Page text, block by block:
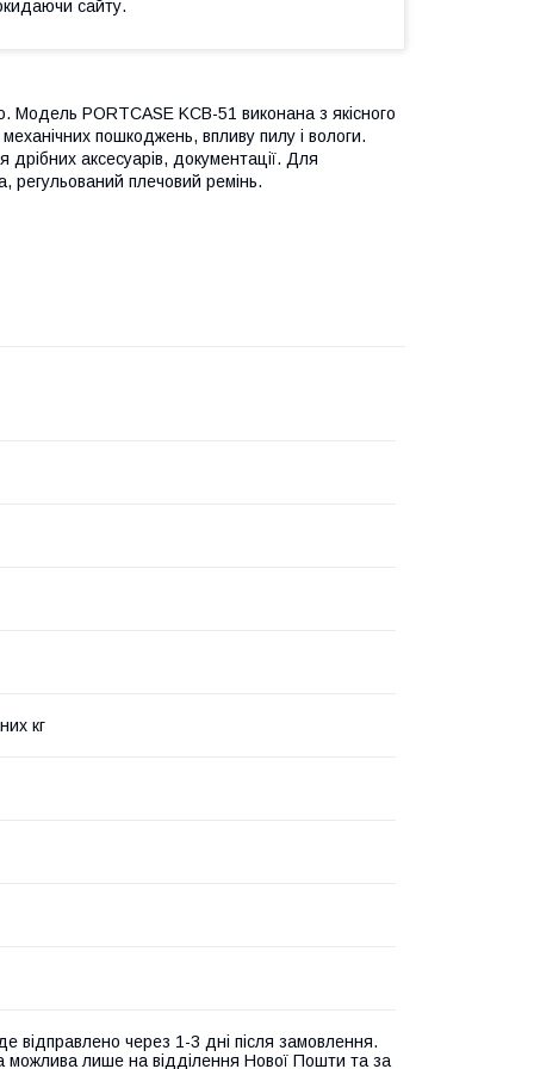
сайту.
PORTCASE KCB-51 виконана з якісного
пошкоджень, впливу пилу і вологи.
аксесуарів, документації. Для
регульований плечовий ремінь.
кг
відправлено через 1-3 дні після замовлення.
можлива лише на відділення Нової Пошти та за